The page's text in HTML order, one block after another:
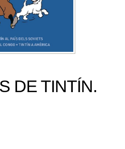
DE TINTÍN.